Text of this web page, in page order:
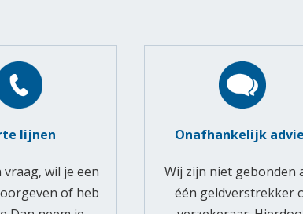
lijnen
vraag, wil je een
of heb
Onafhankelijk
Wij zijn niet gebonden
één geldverstrekker